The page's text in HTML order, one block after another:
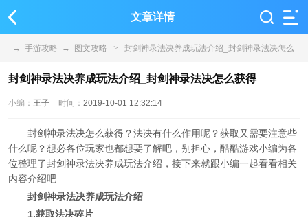
文章详情
→ 手游攻略 → 图文攻略 > 封剑神录法决养成玩法介绍_封剑神录法决怎么
获得
封剑神录法决养成玩法介绍_封剑神录法决怎么获得
小编： 王子 时间： 2019-10-01 12:32:14
封剑神录法决怎么获得？法决有什么作用呢？获取又需要注意些
什么呢？想必各位玩家也都想要了解吧，别担心，酷酷游戏小编为各
位整理了封剑神录法决养成玩法介绍，接下来就跟小编一起看看相关
内容介绍吧
封剑神录法决养成玩法介绍
1.获取法决碎片